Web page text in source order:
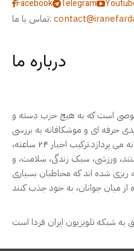
Facebook Telegram
تماس با ما:
درباره ما
است که به هیچ حزب دسته و
حرفه ای و موشکافانه به بررسی
مهمترین رویدادهای ایران و خاورمیانه می پردازد.ترکیب اخبار ۲۴ ساعته،
ورزشی، سبک زندگی، سلامت، و
ریزی شده اند که مخاطبان بسیاری